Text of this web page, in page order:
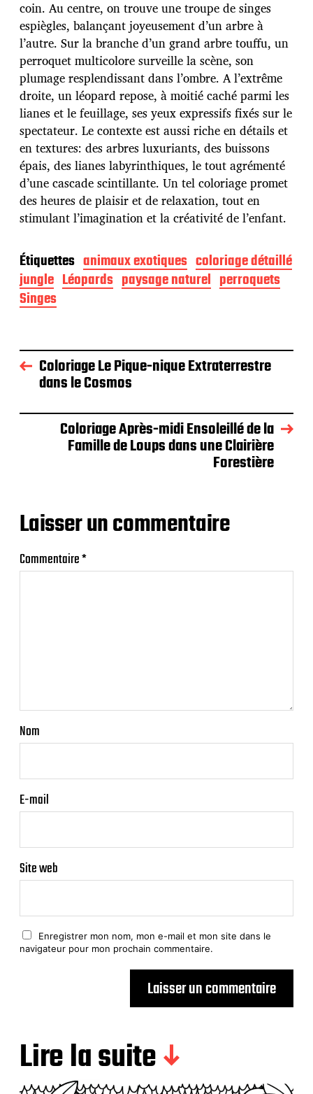
b
l
i
c
a
t
i
o
n
coin. Au centre, on trouve une troupe de singes
espiègles, balançant joyeusement d’un arbre à
l’autre. Sur la branche d’un grand arbre touffu, un
perroquet multicolore surveille la scène, son
plumage resplendissant dans l’ombre. A l’extrême
droite, un léopard repose, à moitié caché parmi les
lianes et le feuillage, ses yeux expressifs fixés sur le
spectateur. Le contexte est aussi riche en détails et
en textures: des arbres luxuriants, des buissons
épais, des lianes labyrinthiques, le tout agrémenté
d’une cascade scintillante. Un tel coloriage promet
des heures de plaisir et de relaxation, tout en
stimulant l’imagination et la créativité de l’enfant.
Étiquettes animaux exotiques coloriage détaillé
jungle Léopards paysage naturel perroquets
Singes
Coloriage Le Pique-nique Extraterrestre
dans le Cosmos
Coloriage Après-midi Ensoleillé de la
Famille de Loups dans une Clairière
Forestière
Laisser un commentaire
Commentaire*
Nom
E-mail
Site web
Enregistrer mon nom, mon e-mail et mon site dans le
navigateur pour mon prochain commentaire.
Lire la suite